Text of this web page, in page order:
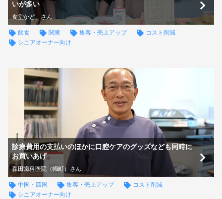
いが多い
食堂かど。さん
飲食 関東 集客・売上アップ
コスト削減
シニアオーナー向け
診療費用の支払いのほかに口腔ケアのグッズなども同時に
お買いあげ
森田歯科医院（幟町）さん
中国・四国 集客・売上アップ
コスト削減
シニアオーナー向け